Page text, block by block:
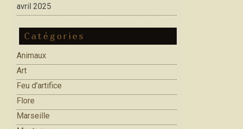
avril 2025
Catégories
Animaux
Art
Feu d'artifice
Flore
Marseille